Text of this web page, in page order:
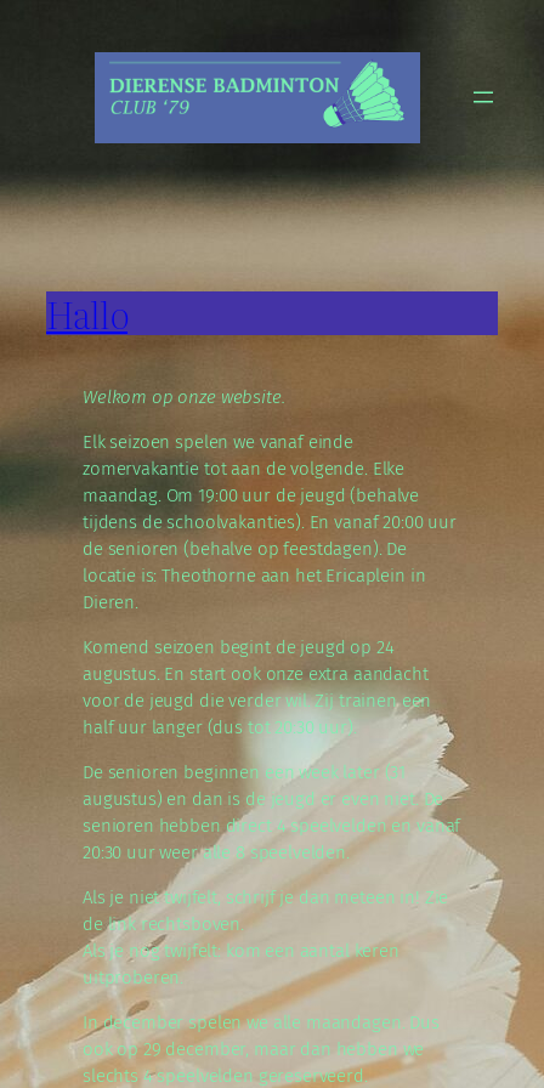
Hallo
Welkom op onze website.
Elk seizoen spelen we vanaf einde
zomervakantie tot aan de volgende. Elke
maandag. Om 19:00 uur de jeugd (behalve
tijdens de schoolvakanties). En vanaf 20:00 uur
de senioren (behalve op feestdagen). De
locatie is: Theothorne aan het Ericaplein in
Dieren.
Komend seizoen begint de jeugd op 24
augustus. En start ook onze extra aandacht
voor de jeugd die verder wil. Zij trainen een
half uur langer (dus tot 20:30 uur).
De senioren beginnen een week later (31
augustus) en dan is de jeugd er even niet. De
senioren hebben direct 4 speelvelden en vanaf
20:30 uur weer alle 8 speelvelden.
Als je niet twijfelt, schrijf je dan meteen in! Zie
de link rechtsboven.
Als je nog twijfelt: kom een aantal keren
uitproberen.
In december spelen we alle maandagen. Dus
ook op 29 december, maar dan hebben we
slechts 4 speelvelden gereserveerd.